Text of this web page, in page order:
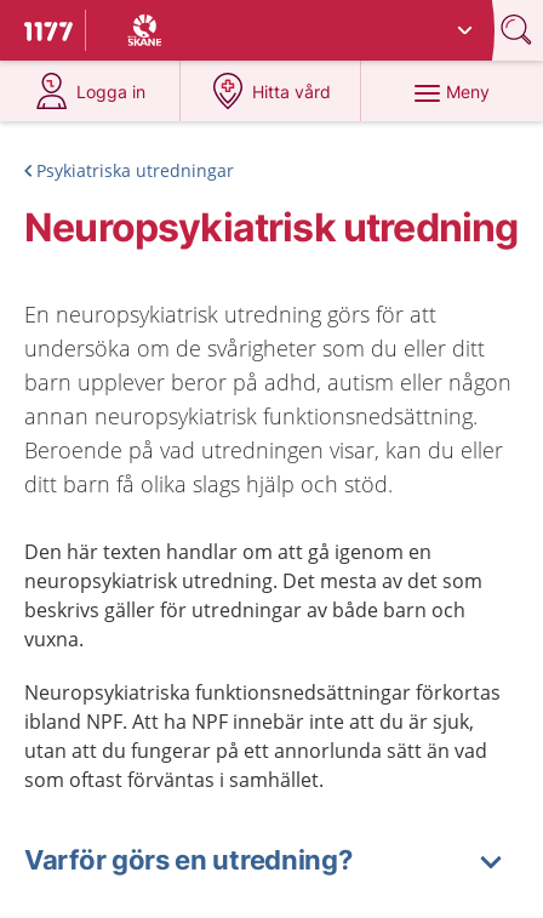
Till startsidan för 1177
Du har valt region
Logga in
på 1177.se
Hitta vård
på 1177.se
Meny
Psykiatriska utredningar
Neuropsykiatrisk utredning
En neuropsykiatrisk utredning görs för att
undersöka om de svårigheter som du eller ditt
barn upplever beror på adhd, autism eller någon
annan neuropsykiatrisk funktionsnedsättning.
Beroende på vad utredningen visar, kan du eller
ditt barn få olika slags hjälp och stöd.
Den här texten handlar om att gå igenom en
neuropsykiatrisk utredning. Det mesta av det som
beskrivs gäller för utredningar av både barn och
vuxna.
Neuropsykiatriska funktionsnedsättningar förkortas
ibland NPF. Att ha NPF innebär inte att du är sjuk,
utan att du fungerar på ett annorlunda sätt än vad
som oftast förväntas i samhället.
Varför görs en utredning?